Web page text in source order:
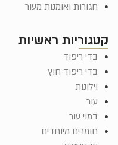
קטגוריות ראשיות
בדי ריפוד
בדי ריפוד חוץ
וילונות
עור
דמוי עור
חומרים מיוחדים
חגורות ואומנות מעור